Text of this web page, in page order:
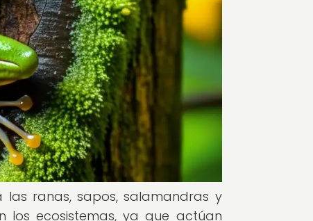
ranas, sapos, salamandras y
los ecosistemas, ya que actúan